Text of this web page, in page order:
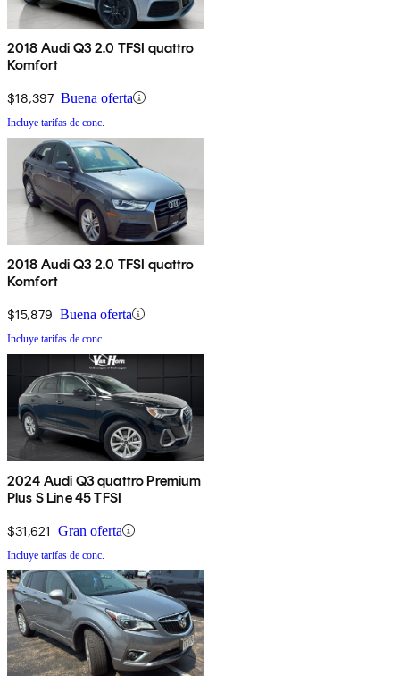
2018 Audi Q3 2.0 TFSI quattro
Komfort
$18,397 Buena oferta
Incluye tarifas de conc.
2018 Audi Q3 2.0 TFSI quattro
Komfort
$15,879 Buena oferta
Incluye tarifas de conc.
2024 Audi Q3 quattro Premium
Plus S Line 45 TFSI
$31,621 Gran oferta
Incluye tarifas de conc.